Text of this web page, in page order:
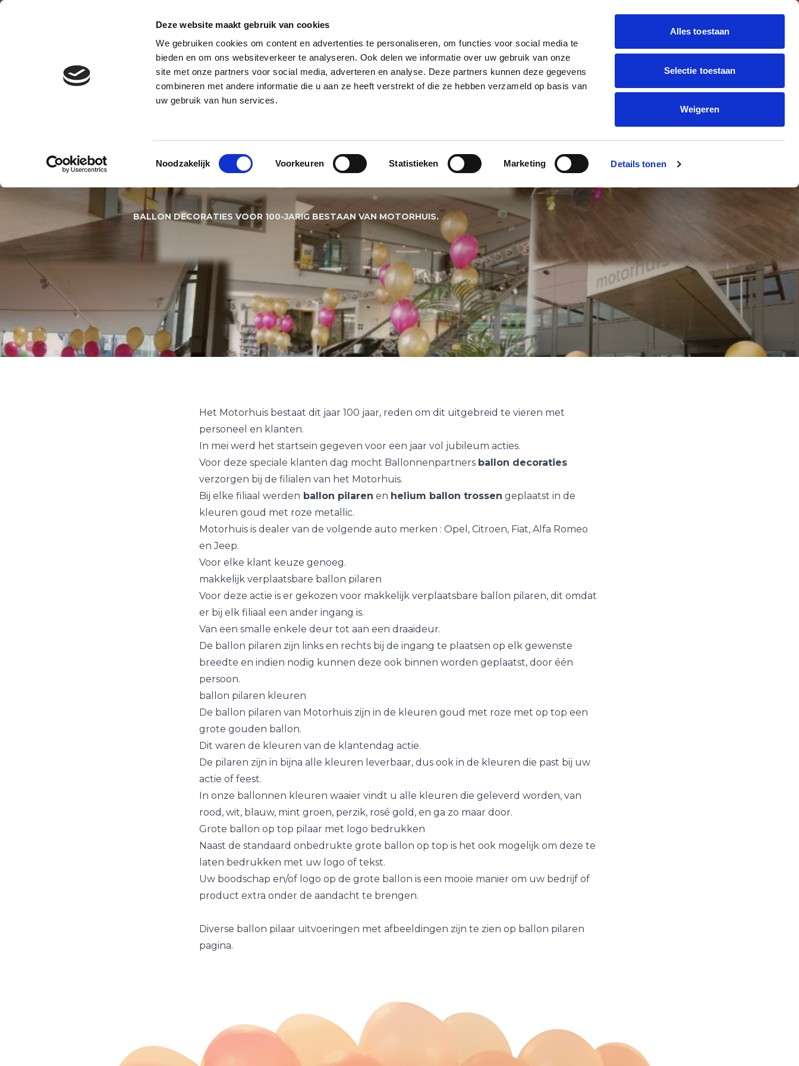
Deze website maakt gebruik van cookies
We gebruiken cookies om content en advertenties te personaliseren, om functies voor social media te
bieden en om ons websiteverkeer te analyseren. Ook delen we informatie over uw gebruik van onze
site met onze partners voor social media, adverteren en analyse. Deze partners kunnen deze gegevens
combineren met andere informatie die u aan ze heeft verstrekt of die ze hebben verzameld op basis van
uw gebruik van hun services.
Toestemmingsselectie
Noodzakelijk Voorkeuren Statistieken Marketing Details tonen
Alles toestaan
Selectie toestaan
Weigeren
BALLONNENBOOGBALLONNENPILAARHELIUM BALLONNENHELIUM BALLON TROSSENREUZE BALLON DECORATIE
BALLONNEN DECORATIES SPECIALS BALLONNEN BEZORGSERVICE BALLON KLEUREN BALLONNEN BEDRUKKEN
aanvragen
BALLON DECORATIES VOOR 100-
JARIG BESTAAN VAN MOTORHUIS.
BALLON DECORATIES VOOR 100-JARIG BESTAAN VAN MOTORHUIS.
Het Motorhuis bestaat dit jaar 100 jaar, reden om dit uitgebreid te vieren met
personeel en klanten.
In mei werd het startsein gegeven voor een jaar vol jubileum acties.
Voor deze speciale klanten dag mocht Ballonnenpartners ballon decoraties
verzorgen bij de filialen van het Motorhuis.
Bij elke filiaal werden ballon pilaren en helium ballon trossen geplaatst in de
kleuren goud met roze metallic.
Motorhuis is dealer van de volgende auto merken : Opel, Citroen, Fiat, Alfa Romeo
en Jeep.
Voor elke klant keuze genoeg.
makkelijk verplaatsbare ballon pilaren
Voor deze actie is er gekozen voor makkelijk verplaatsbare ballon pilaren, dit omdat
er bij elk filiaal een ander ingang is.
Van een smalle enkele deur tot aan een draaideur.
De ballon pilaren zijn links en rechts bij de ingang te plaatsen op elk gewenste
breedte en indien nodig kunnen deze ook binnen worden geplaatst, door één
persoon.
ballon pilaren kleuren
De ballon pilaren van Motorhuis zijn in de kleuren goud met roze met op top een
grote gouden ballon.
Dit waren de kleuren van de klantendag actie.
De pilaren zijn in bijna alle kleuren leverbaar, dus ook in de kleuren die past bij uw
actie of feest.
In onze ballonnen kleuren waaier vindt u alle kleuren die geleverd worden, van
rood, wit, blauw, mint groen, perzik, rosé gold, en ga zo maar door.
Grote ballon op top pilaar met logo bedrukken
Naast de standaard onbedrukte grote ballon op top is het ook mogelijk om deze te
laten bedrukken met uw logo of tekst.
Uw boodschap en/of logo op de grote ballon is een mooie manier om uw bedrijf of
product extra onder de aandacht te brengen.
Diverse ballon pilaar uitvoeringen met afbeeldingen zijn te zien op ballon pilaren
pagina.